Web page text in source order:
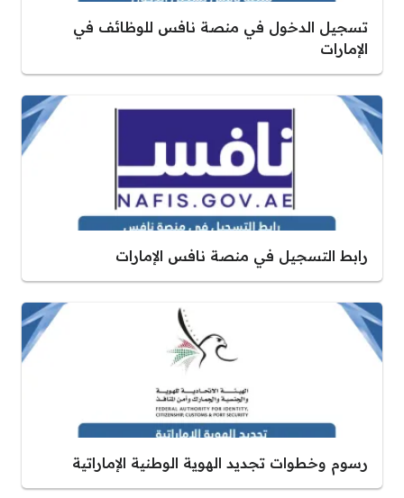
تسجيل الدخول في منصة نافس للوظائف في
الإمارات
رابط التسجيل في منصة نافس الإمارات
رسوم وخطوات تجديد الهوية الوطنية الإماراتية